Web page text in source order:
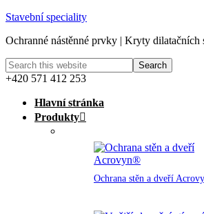
Stavební speciality
Ochranné nástěnné prvky | Kryty dilatačních
+420 571 412 253
Hlavní stránka
Produkty
Ochrana stěn a dveří